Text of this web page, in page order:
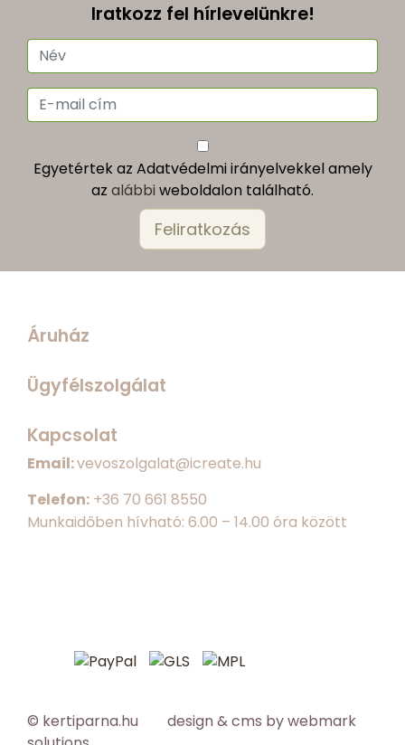
Iratkozz fel hírlevelünkre!
Egyetértek az Adatvédelmi irányelvekkel amely
az alábbi weboldalon található.
Áruház
Ügyfélszolgálat
Kapcsolat
Email:vevoszolgalat@icreate.hu
Telefon: +36 70 661 8550
Munkaidőben hívható: 6.00 – 14.00 óra között
© kertiparna.hu design & cms bywebmark